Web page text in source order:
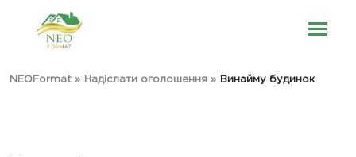
NEOFormat » Надіслати оголошення » Винайму будинок